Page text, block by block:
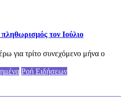
τον Ιούλιο
για τρίτο συνεχόμενο μήνα ο
Ροή Ειδήσεων